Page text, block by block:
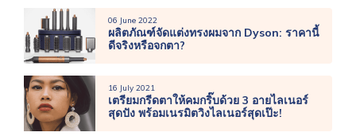
06 June 2022
ผลิตภัณฑ์จัดแต่งทรงผมจาก Dyson: ราคานี้
ดีจริงหรือจกตา?
16 July 2021
เตรียมกรีดตาให้คมกริ๊บด้วย 3 อายไลเนอร์
สุดปัง พร้อมเนรมิตวิงไลเนอร์สุดเป๊ะ!